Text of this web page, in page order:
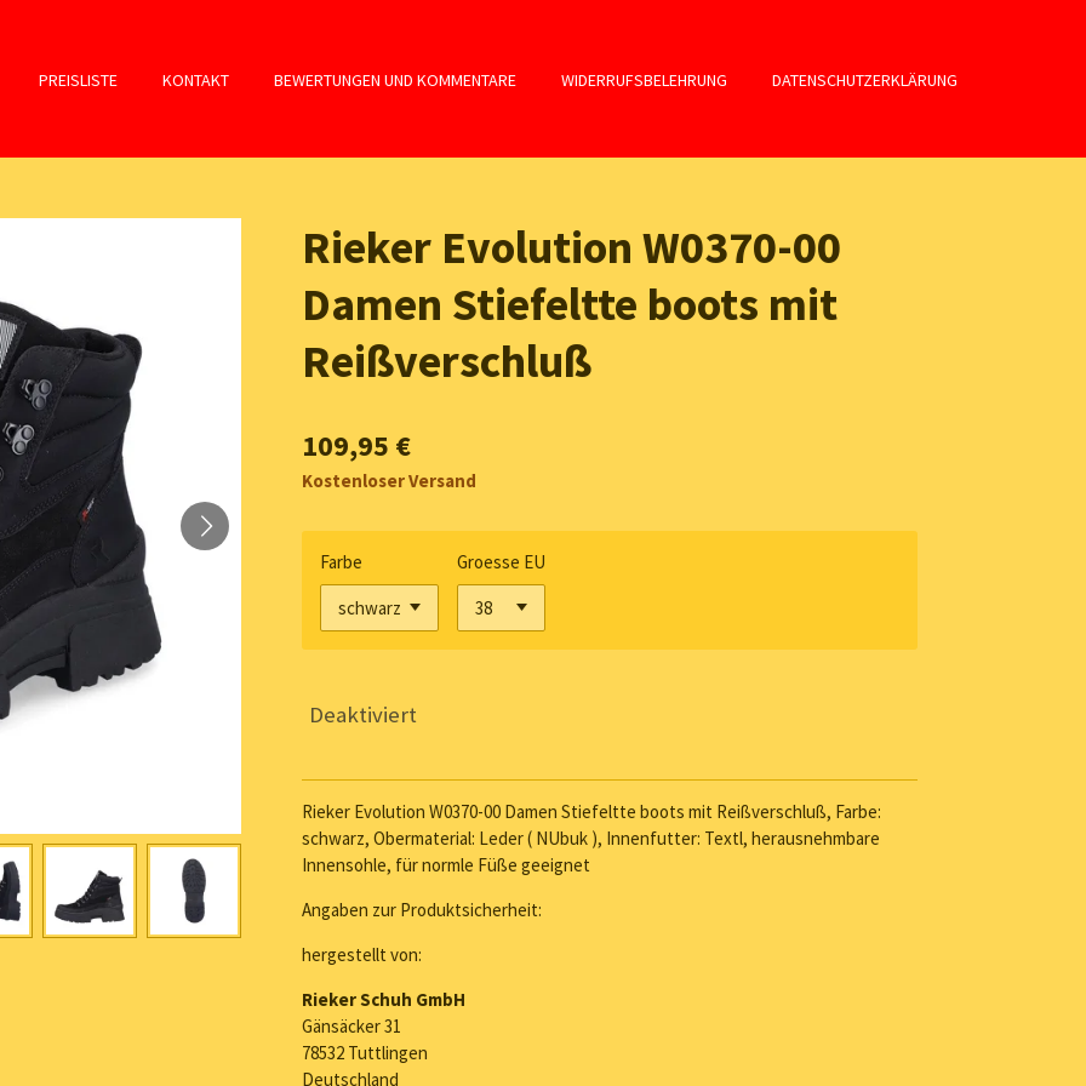
PREISLISTE KONTAKT BEWERTUNGEN UND KOMMENTARE WIDERRUFSBELEHRUNG
DATENSCHUTZERKLÄRUNG
Rieker Evolution W0370-00
Damen Stiefeltte boots mit
Reißverschluß
109,95 €
Kostenloser Versand
Farbe Groesse EU
Deaktiviert
Rieker Evolution W0370-00 Damen Stiefeltte boots mit Reißverschluß, Farbe:
schwarz, Obermaterial: Leder ( NUbuk ), Innenfutter: Textl, herausnehmbare
Innensohle, für normle Füße geeignet
Angaben zur Produktsicherheit:
hergestellt von:
Rieker Schuh GmbH
Gänsäcker 31
78532 Tuttlingen
Deutschland